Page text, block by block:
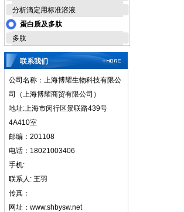
分析滴定用标准溶液
蛋白质及多肽
多肽
联系我们
公司名称：上海博耀生物科技有限公
司（上海博耀商贸有限公司）
地址:上海市闵行区景联路439号
4A410室
邮编：201108
电话：18021003406
手机:
联系人: 王羽
传真：
网址：www.shbysw.net